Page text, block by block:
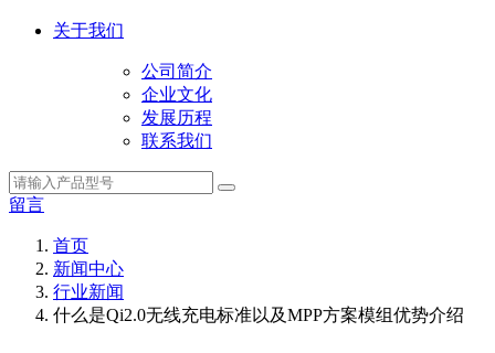
关于我们
公司简介
企业文化
发展历程
联系我们
留言
首页
新闻中心
行业新闻
什么是Qi2.0无线充电标准以及MPP方案模组优势介绍